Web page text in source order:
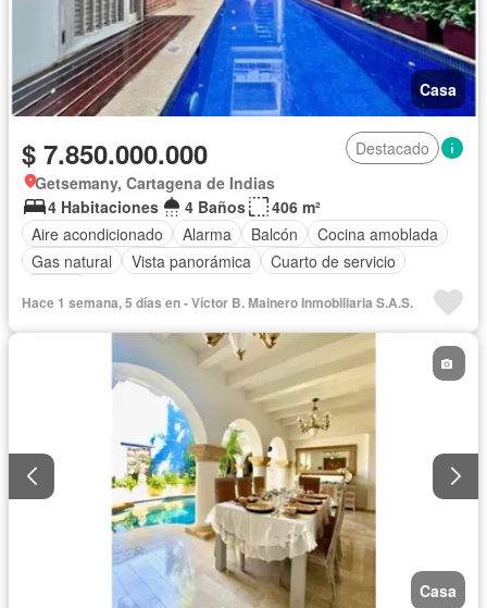
Casa
$ 7.850.000.000
Destacado
Getsemany, Cartagena de Indias
4 Habitaciones
4 Baños
406 m²
Aire acondicionado
Alarma Balcón
Cocina amoblada
Gas natural
Vista panorámica
Cuarto de servicio
Hace 1 semana, 5 días en - Víctor B. Mainero Inmobiliaria S.A.S.
Casa